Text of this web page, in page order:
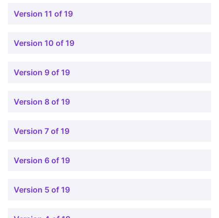
Version 11 of 19
Version 10 of 19
Version 9 of 19
Version 8 of 19
Version 7 of 19
Version 6 of 19
Version 5 of 19